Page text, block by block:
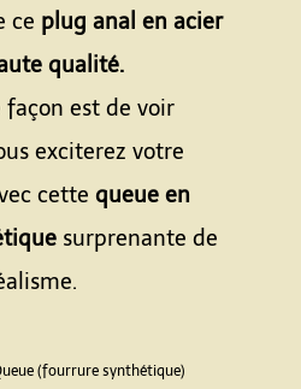
ce plug anal en acier
qualité.
façon est de voir
exciterez votre
cette queue en
surprenante de
(fourrure synthétique)